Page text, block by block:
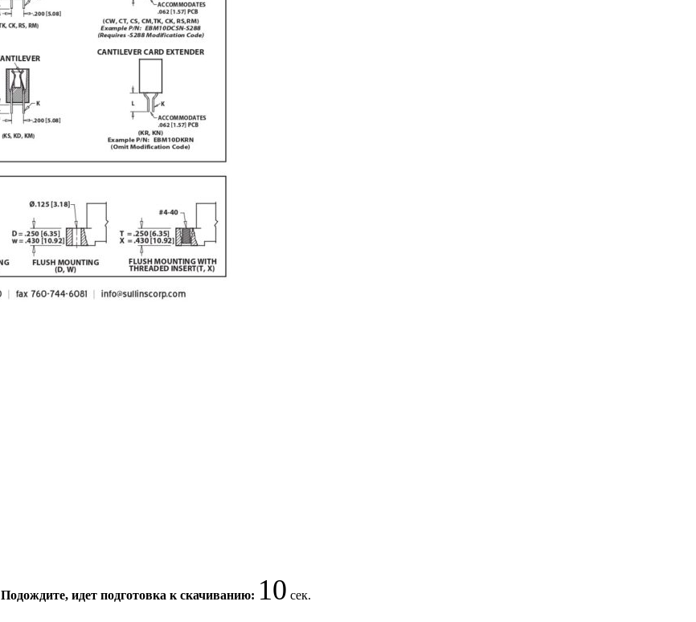
Подождите, идет подготовка к скачиванию: 10 сек.